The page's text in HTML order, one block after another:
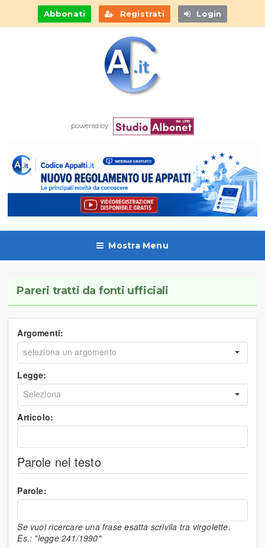
Abbonati Registrati Login
powered by
Mostra Menu
Pareri tratti da fonti ufficiali
Argomenti:
Legge:
Articolo:
Parole nel testo
Parole:
Se vuoi ricercare una frase esatta scrivila tra virgolette.
Es.: "legge 241/1990"